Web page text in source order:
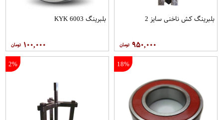
بلبرینگ کش ناخنی سایز 2
۹۵۰,۰۰۰
بلبرینگ 6003 KYK
۱۰۰,۰۰۰
18%
2%